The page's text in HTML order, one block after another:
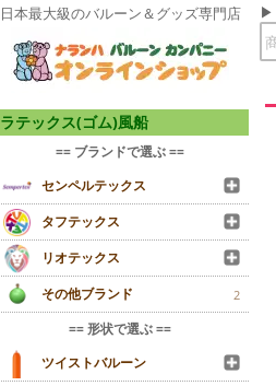
日本最大級のバルーン＆グッズ専門店
ラテックス(ゴム)風船
== ブランドで選ぶ ==
センペルテックス
タフテックス
リオテックス
その他ブランド
2
== 形状で選ぶ ==
ツイストバルーン